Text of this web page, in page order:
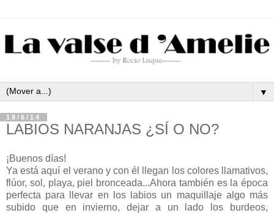
▼
18/6/14
LABIOS NARANJAS ¿SÍ O NO?
¡Buenos días!
Ya está aquí el verano y con él llegan los colores llamativos,
flúor, sol, playa, piel bronceada...Ahora también es la época
perfecta para llevar en los labios un maquillaje algo más
subido que en invierno, dejar a un lado los burdeos,